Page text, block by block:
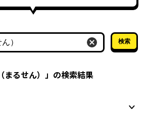
す
検索
まるせん） 」の検索結果